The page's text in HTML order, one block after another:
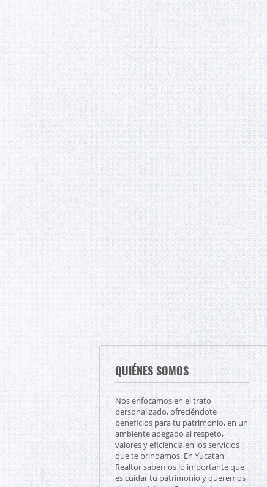
QUIÉNES SOMOS
Nos enfocamos en el trato
personalizado, ofreciéndote
beneficios para tu patrimonio, en un
ambiente apegado al respeto,
valores y eficiencia en los servicios
que te brindamos. En Yucatán
Realtor sabemos lo importante que
es cuidar tu patrimonio y queremos